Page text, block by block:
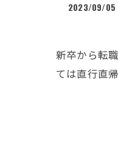
2023/09/05
新卒から転
ては直行直